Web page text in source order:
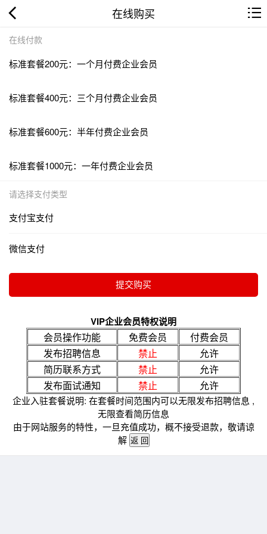
在线购买
在线付款
标准套餐200元：一个月付费企业会员
标准套餐400元：三个月付费企业会员
标准套餐600元：半年付费企业会员
标准套餐1000元：一年付费企业会员
请选择支付类型
支付宝支付
微信支付
VIP企业会员特权说明
会员操作功能 免费会员
付费会员
发布招聘信息
禁止
允许
简历联系方式
禁止
允许
发布面试通知
禁止 允许
企业入驻套餐说明: 在套餐时间范围内可以无限发布招聘信息 ,
无限查看简历信息
由于网站服务的特性，一旦充值成功，概不接受退款，敬请谅
解